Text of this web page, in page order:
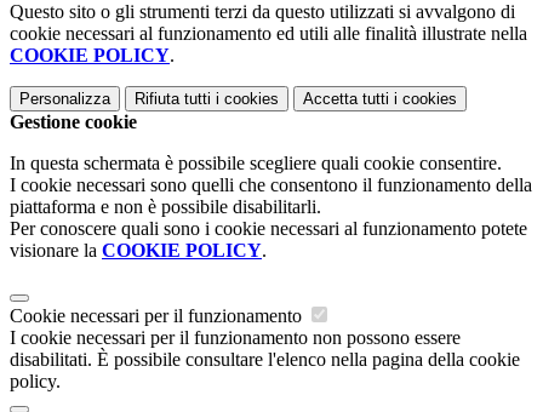
Questo sito o gli strumenti terzi da questo utilizzati si avvalgono di
cookie necessari al funzionamento ed utili alle finalità illustrate nella
COOKIE POLICY.
Personalizza Rifiuta tutti i cookies Accetta tutti i cookies
Gestione cookie
In questa schermata è possibile scegliere quali cookie consentire.
I cookie necessari sono quelli che consentono il funzionamento della
piattaforma e non è possibile disabilitarli.
Per conoscere quali sono i cookie necessari al funzionamento potete
visionare la COOKIE POLICY.
Cookie necessari per il funzionamento
I cookie necessari per il funzionamento non possono essere
disabilitati. È possibile consultare l'elenco nella pagina della cookie
policy.